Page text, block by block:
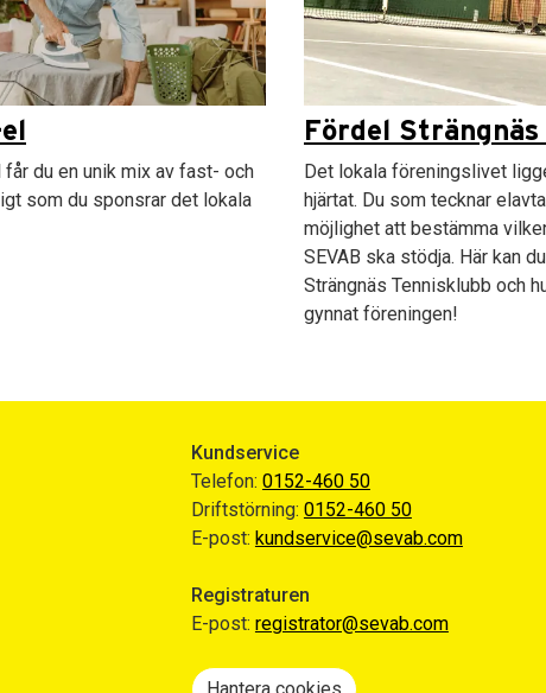
får du en unik mix av fast- och
som du sponsrar det lokala
Fördel Strängnäs
Det lokala föreningslivet
hjärtat. Du som tecknar
möjlighet att bestämma
SEVAB ska stödja. Här kan
Strängnäs Tennisklubb och
gynnat föreningen!
Kundservice
Telefon: 0152-460 50
Driftstörning: 0152-460 50
E-post: kundservice@sevab.com
Registraturen
E-post: registrator@sevab.com